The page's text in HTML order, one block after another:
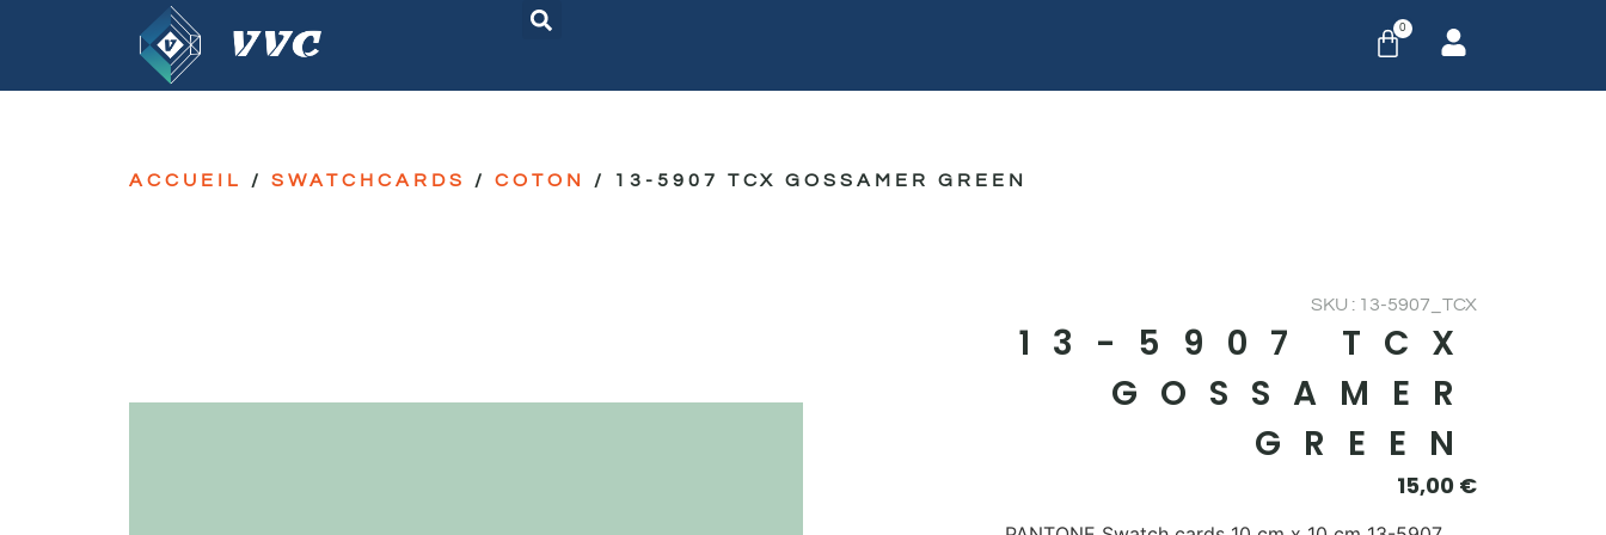
0
ACCUEIL / SWATCHCARDS / COTON / 13-5907 TCX GOSSAMER GREEN
SKU : 13-5907_TCX
13-5907 TCX
GOSSAMER
GREEN
15,00 €